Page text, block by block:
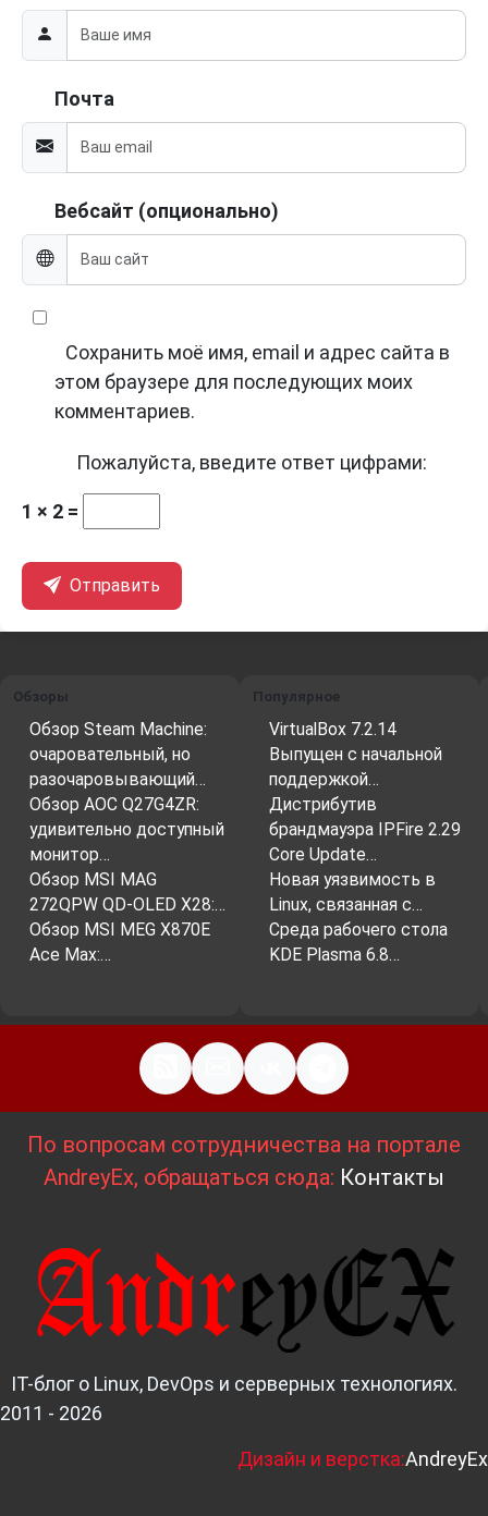
Почта
Вебсайт (опционально)
Сохранить моё имя, email и адрес сайта в
этом браузере для последующих моих
комментариев.
Пожалуйста, введите ответ цифрами:
1 × 2 =
Отправить
Обзоры
Обзор Steam Machine:
очаровательный, но
разочаровывающий…
Обзор AOC Q27G4ZR:
удивительно доступный
монитор…
Обзор MSI MAG
272QPW QD-OLED X28:…
Обзор MSI MEG X870E
Ace Max:…
Популярное
VirtualBox 7.2.14
Выпущен с начальной
поддержкой…
Дистрибутив
брандмауэра IPFire 2.29
Core Update…
Новая уязвимость в
Linux, связанная с…
Среда рабочего стола
KDE Plasma 6.8…
По вопросам сотрудничества на портале
AndreyEx, обращаться сюда: Контакты
IT-блог о Linux, DevOps и серверных технологиях.
2011 - 2026
Дизайн и верстка:AndreyEx